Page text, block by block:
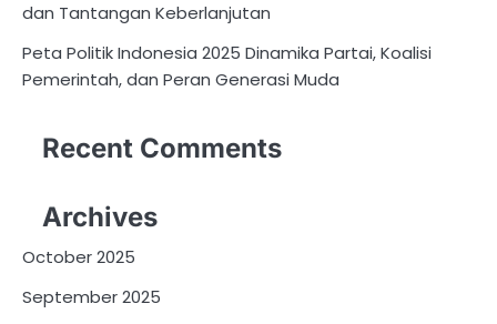
dan Tantangan Keberlanjutan
Peta Politik Indonesia 2025 Dinamika Partai, Koalisi
Pemerintah, dan Peran Generasi Muda
Recent Comments
Archives
October 2025
September 2025